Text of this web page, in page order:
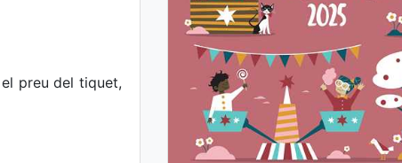
preu del tiquet,